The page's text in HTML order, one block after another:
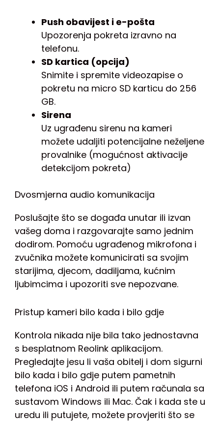
Push obavijest i e-pošta
Upozorenja pokreta izravno na
telefonu.
SD kartica (opcija)
Snimite i spremite videozapise o
pokretu na micro SD karticu do 256
GB.
Sirena
Uz ugrađenu sirenu na kameri
možete udaljiti potencijalne neželjene
provalnike (mogućnost aktivacije
detekcijom pokreta)
Dvosmjerna audio komunikacija
Poslušajte što se događa unutar ili izvan
vašeg doma i razgovarajte samo jednim
dodirom. Pomoću ugrađenog mikrofona i
zvučnika možete komunicirati sa svojim
starijima, djecom, dadiljama, kućnim
ljubimcima i upozoriti sve nepozvane.
Pristup kameri bilo kada i bilo gdje
Kontrola nikada nije bila tako jednostavna
s besplatnom Reolink aplikacijom.
Pregledajte jesu li vaša obitelj i dom sigurni
bilo kada i bilo gdje putem pametnih
telefona iOS i Android ili putem računala sa
sustavom Windows ili Mac. Čak i kada ste u
uredu ili putujete, možete provjeriti što se